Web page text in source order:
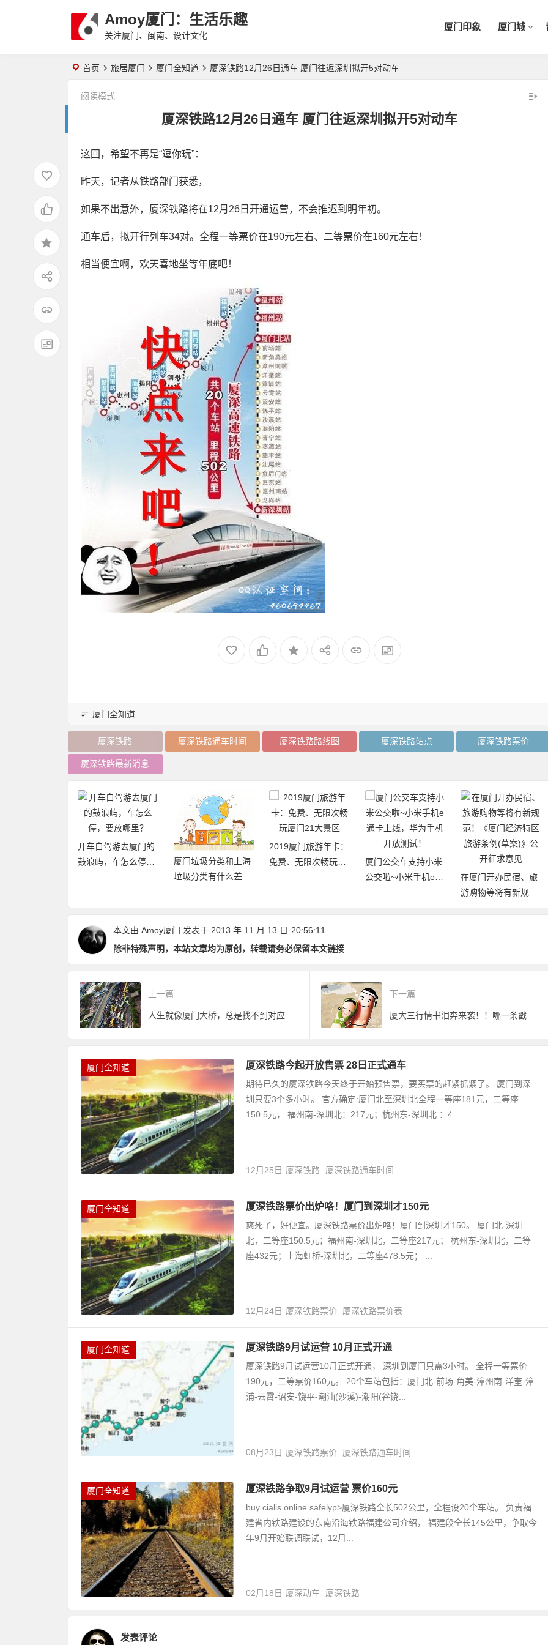
Amoy厦门：生活乐趣
关注厦门、闽南、设计文化
厦门印象 厦门城
首页 旅居厦门 厦门全知道 厦深铁路12月26日通车 厦门往返深圳拟开5对动车
厦深铁路12月26日通车 厦门往返深圳拟开5对动车
阅读模式
这回，希望不再是“逗你玩”：
昨天，记者从铁路部门获悉，
如果不出意外，厦深铁路将在12月26日开通运营，不会推迟到明年初。
通车后，拟开行列车34对。全程一等票价在190元左右、二等票价在160元左右！
相当便宜啊，欢天喜地坐等年底吧！
厦门全知道
厦深铁路 厦深铁路通车时间 厦深铁路路线图 厦深铁路站点 厦深铁路票价
厦深铁路最新消息
厦门垃圾分类和上海
2019厦门旅游年卡：
免费、无限次畅玩厦
门21大景区
厦门公交车支持小米
放测试！
在厦门开办民宿、旅
范！《厦门经济特区
厦门白鹭分：免费借
阅厦门市图书馆（含
17个分馆）图书
本文由 Amoy厦门 发表于 2013 年 11 月 13 日 20:56:11
除非特殊声明，本站文章均为原创，转载请务必保留本文链接
上一篇 下一篇
厦大三行情书泪奔来袭！！哪一条戳中你的泪点呢？
厦门全知道 厦深铁路今起开放售票 28日正式通车
期待已久的厦深铁路今天终于开始预售票，要买票的赶紧抓紧了。 厦门到深
圳只要3个多小时。 官方确定:厦门北至深圳北全程一等座181元，二等座
150.5元， 福州南-深圳北：217元；杭州东-深圳北 ：4...
12月25日 厦深铁路 厦深铁路通车时间
厦门全知道 厦深铁路票价出炉咯！厦门到深圳才150元
爽死了，好便宜。厦深铁路票价出炉咯！厦门到深圳才150。 厦门北-深圳
北，二等座150.5元；福州南-深圳北，二等座217元； 杭州东-深圳北，二等
座432元；上海虹桥-深圳北，二等座478.5元； ...
12月24日 厦深铁路票价 厦深铁路票价表
厦门全知道 厦深铁路9月试运营 10月正式开通
厦深铁路9月试运营10月正式开通， 深圳到厦门只需3小时。 全程一等票价
190元，二等票价160元。 20个车站包括：厦门北-前场-角美-漳州南-洋奎-漳
浦-云霄-诏安-饶平-潮汕(沙溪)-潮阳(谷饶...
08月23日 厦深铁路票价 厦深铁路通车时间
厦门全知道 厦深铁路争取9月试运营 票价160元
buy cialis online safelyp>厦深铁路全长502公里，全程设20个车站。 负责福
建省内铁路建设的东南沿海铁路福建公司介绍， 福建段全长145公里，争取今
年9月开始联调联试，12月...
02月18日 厦深动车 厦深铁路
发表评论